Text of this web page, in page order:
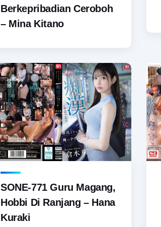
Berkepribadian Ceroboh
– Mina Kitano
SONE-771 Guru Magang,
Hobbi Di Ranjang – Hana
Kuraki